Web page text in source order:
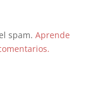
spam. Aprende